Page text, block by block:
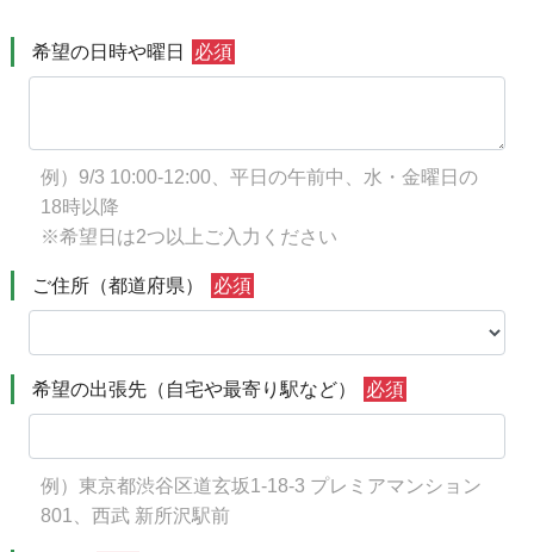
希望の日時や曜日 必須
例）9/3 10:00-12:00、平日の午前中、水・金曜日の
18時以降
※希望日は2つ以上ご入力ください
ご住所（都道府県） 必須
希望の出張先（自宅や最寄り駅など） 必須
例）東京都渋谷区道玄坂1-18-3 プレミアマンション
801、西武 新所沢駅前